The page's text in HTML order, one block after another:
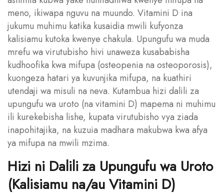
meno, ikiwapa nguvu na muundo. Vitamini D ina
jukumu muhimu katika kusaidia mwili kufyonza
kalisiamu kutoka kwenye chakula. Upungufu wa muda
mrefu wa virutubisho hivi unaweza kusababisha
kudhoofika kwa mifupa (osteopenia na osteoporosis),
kuongeza hatari ya kuvunjika mifupa, na kuathiri
utendaji wa misuli na neva. Kutambua hizi dalili za
upungufu wa uroto (na vitamini D) mapema ni muhimu
ili kurekebisha lishe, kupata virutubisho vya ziada
inapohitajika, na kuzuia madhara makubwa kwa afya
ya mifupa na mwili mzima.
Hizi ni Dalili za Upungufu wa Uroto
(Kalisiamu na/au Vitamini D)